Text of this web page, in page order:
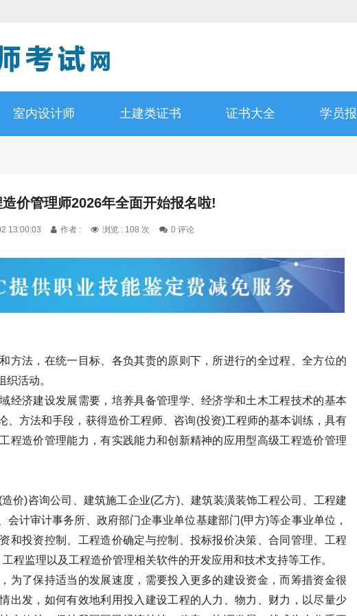
室内设计师 土建类证书 证书大全 学员
价管理师2026年全面开始报名啦!
13:00:03 作者 : 浏览 : 108 次 0 评论
方法，在统一目标、各负其责的原则下，所进行的全过程、全方位的
活动。
经济建设发展需要，培养具备管理学、经济学和土木工程技术的基本
、方法和手段，获得造价工程师、咨询(投资)工程师的基本训练，具有
程造价管理能力，有实践能力和创新精神的应用型高级工程造价管理
价)咨询公司、建筑施工企业(乙方)、建筑装潢装饰工程公司、工程建
计审计事务所、政府部门企事业单位基建部门(甲方)等企事业单位，
和投资控制、工程造价确定与控制、投标报价决策、合同管理、工程
程监理以及工程造价管理相关软件的开发应用和技术支持等工作。
为了保持适当的发展速度，需要投入更多的建设资金，而筹措资金很
出发，如何有效地利用投入建设工程的人力、物力、财力，以尽量少